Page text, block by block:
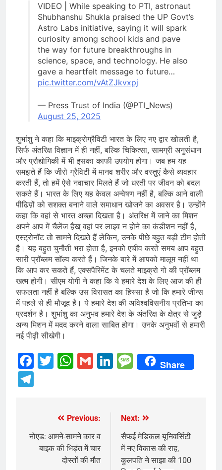
VIDEO | While speaking to PTI, astronaut
Shubhanshu Shukla praised the UP Govt’s
Astro Labs initiative, saying it will spark
curiosity among school kids and pave
the way for future breakthroughs in
science, space, and technology. He also
gave a heartfelt message to future…
pic.twitter.com/vAtZJkvxpj
— Press Trust of India (@PTI_News)
August 25, 2025
शुभांशु ने कहा कि माइक्रोग्रैविटी भारत के लिए नए द्वार खोलती है,
सिर्फ अंतरिक्ष विज्ञान में ही नहीं, बल्कि चिकित्सा, सामग्री अनुसंधान
और प्रौद्योगिकी में भी इसका काफी उपयोग होगा। जब हम यह
समझते हैं कि जीरो ग्रैविटी में मानव शरीर और वस्तुएं कैसे व्यवहार
करती हैं, तो हमें ऐसे नवाचार मिलते हैं जो धरती पर जीवन को बदल
सकते हैं। भारत के लिए यह केवल अन्वेषण नहीं है, बल्कि आने वाली
पीढिय़ों को सशक्त बनाने वाले समाधान खोजने का अवसर है। उन्होंने
कहा कि वहां से भारत अच्छा दिखता है। अंतरिक्ष में जाने का मिशन
अपने आप में चैलेंज हैख् वहां पर लाइव न होने का कंडीशन नहीं है,
एस्ट्रोनॉट तो सामने दिखते हैं लेकिन, उनके पीछे बहुत बड़ी टीम होती
है। यह बहुत चुनौती भरा होता है, इनको एचीव करते समय आप बहुत
सारी प्रॉब्लम सॉल्व करते हैं। जिनके बारे में आपको मालूम नहीं था
कि आप कर सकते हैं, एक्सपैरिमेंट के चलते माइक्रो गो की प्रॉब्लम
खत्म होगी। सीएम योगी ने कहा कि ये हमारे देश के लिए आज की ही
सफलता नहीं है बल्कि उस विरासत का हिस्सा है जो कि हमारे जीन्स
में पहले से ही मौजूद है। ये हमारे देश की अविश्वविसनीय प्रतिभा का
प्रदर्शन है। शुभांशु का अनुभव हमारे देश के अंतरिक्ष के क्षेत्र से जुड़े
अन्य मिशन में मदद करने वाला साबित होगा। उनके अनुभवों से हमारी
नई पीढ़ी सीखेगी।
Facebook
Twitter
WhatsApp
GmailLinkedIn
Message
Share
navigation
Previous:
नोएड: आमने-सामने कार व
बाइक की भिड़ंत में चार
दोस्तों की मौत
Next:
सैफई मेडिकल यूनिवर्सिटी
में नए विकास की राह,
कुलपति ने साझा की 100